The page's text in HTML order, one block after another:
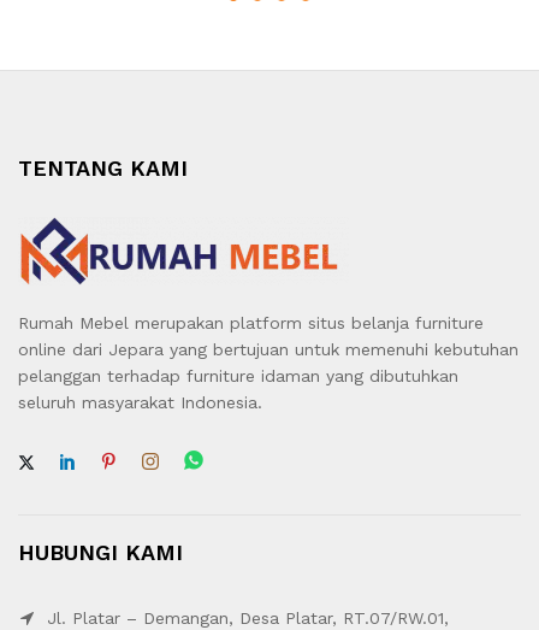
TENTANG KAMI
Rumah Mebel merupakan platform situs belanja furniture
online dari Jepara yang bertujuan untuk memenuhi kebutuhan
pelanggan terhadap furniture idaman yang dibutuhkan
seluruh masyarakat Indonesia.
HUBUNGI KAMI
Jl. Platar – Demangan, Desa Platar, RT.07/RW.01,